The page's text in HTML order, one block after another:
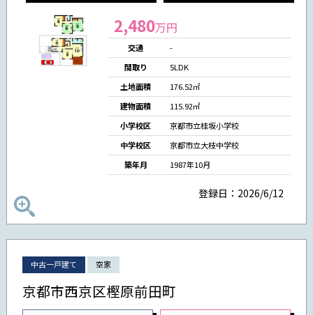
2,480万円
交通
-
間取り
5LDK
土地面積
176.52㎡
建物面積
115.92㎡
小学校区
京都市立桂坂小学校
中学校区
京都市立大枝中学校
築年月
1987年10月
登録日：2026/6/12
中古一戸建て 空家
京都市西京区樫原前田町